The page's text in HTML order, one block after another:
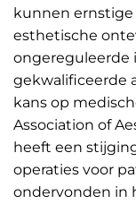
kunnen ernstige
esthetische
ongereguleerde
gekwalificeerde
kans op
Association of
heeft een
operaties voor
ondervonden in